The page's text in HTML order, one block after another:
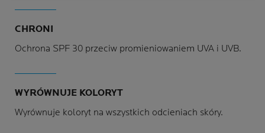
CHRONI
Ochrona SPF 30 przeciw promieniowaniem UVA i UVB.
WYRÓWNUJE KOLORYT
Wyrównuje koloryt na wszystkich odcieniach skóry.